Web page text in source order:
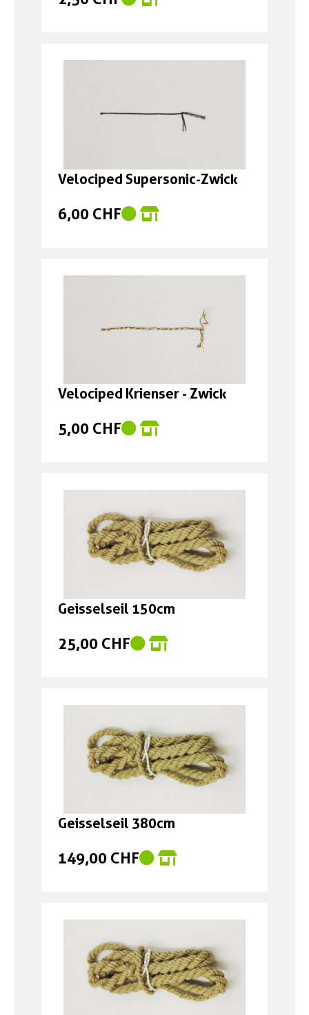
Velociped Supersonic-Zwick
6,00 CHF
Velociped Krienser - Zwick
5,00 CHF
Geisselseil 150cm
25,00 CHF
Geisselseil 380cm
149,00 CHF